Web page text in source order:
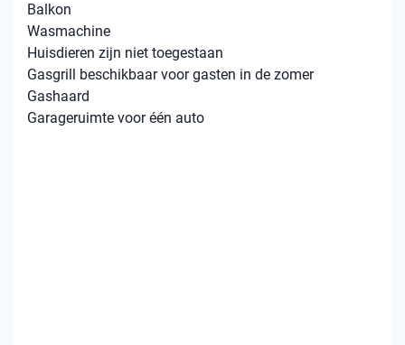
Balkon
Wasmachine
Huisdieren zijn niet toegestaan
Gasgrill beschikbaar voor gasten in de zomer
Gashaard
Garageruimte voor één auto